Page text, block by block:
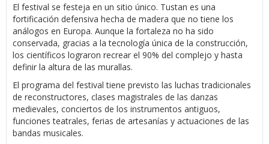
El festival se festeja en un sitio único. Tustan es una
fortificación defensiva hecha de madera que no tiene los
análogos en Europa. Aunque la fortaleza no ha sido
conservada, gracias a la tecnología única de la construcción,
los científicos lograron recrear el 90% del complejo y hasta
definir la altura de las murallas.
El programa del festival tiene previsto las luchas tradicionales
de reconstructores, clases magistrales de las danzas
medievales, conciertos de los instrumentos antiguos,
funciones teatrales, ferias de artesanías y actuaciones de las
bandas musicales.